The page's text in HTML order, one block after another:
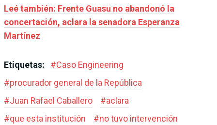
Leé también: Frente Guasu no abandonó la
concertación, aclara la senadora Esperanza
Martínez
Etiquetas: #Caso Engineering
#procurador general de la República
#Juan Rafael Caballero #aclara
#que esta institución #no tuvo intervención